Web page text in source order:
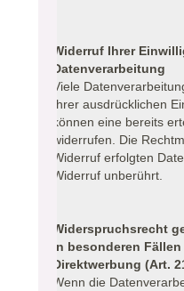
Widerruf Ihrer
Datenverarbeitung
Viele
Ihrer ausdrücklichen
können eine bereits
widerrufen. Die
Widerruf erfolgten
Widerruf unberührt.
Widerspruchsrecht
in besonderen
Direktwerbung (Art.
Wenn die